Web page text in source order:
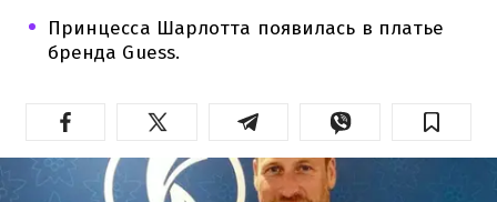
Принцесса Шарлотта появилась в платье
бренда Guess.